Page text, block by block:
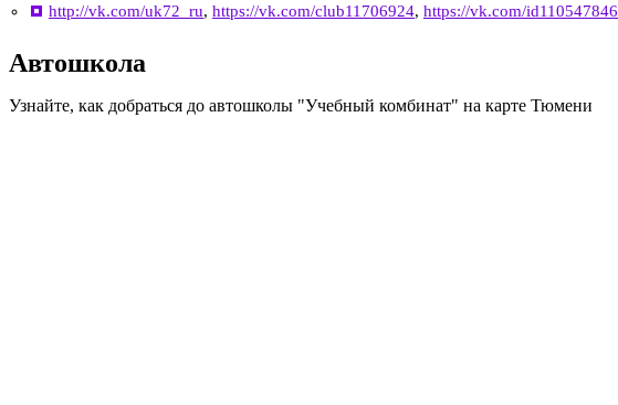
http://vk.com/uk72_ru, https://vk.com/club11706924, https://vk.com/id110547846
Автошкола
Узнайте, как добраться до автошколы "Учебный комбинат" на карте Тюмени